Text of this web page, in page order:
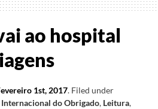
final
ano
letivo
II
ao hospital
1st, 2017. Filed under
Internacional do Obrigado, Leitura,